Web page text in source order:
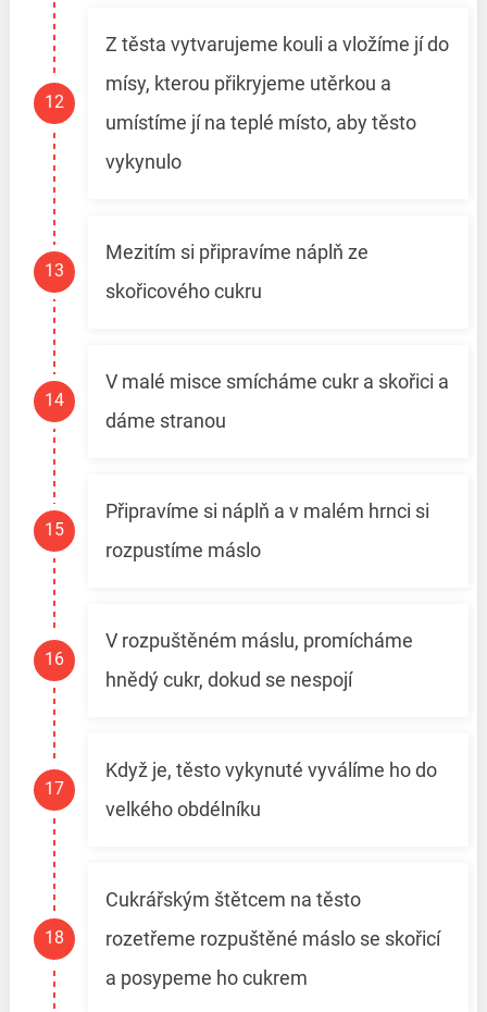
Z těsta vytvarujeme kouli a vložíme jí do
mísy, kterou přikryjeme utěrkou a
umístíme jí na teplé místo, aby těsto
vykynulo
Mezitím si připravíme náplň ze
skořicového cukru
V malé misce smícháme cukr a skořici a
dáme stranou
Připravíme si náplň a v malém hrnci si
rozpustíme máslo
V rozpuštěném máslu, promícháme
hnědý cukr, dokud se nespojí
Když je, těsto vykynuté vyválíme ho do
velkého obdélníku
Cukrářským štětcem na těsto
rozetřeme rozpuštěné máslo se skořicí
a posypeme ho cukrem